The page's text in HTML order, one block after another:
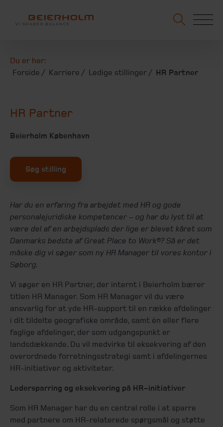
Du er her:
Forside
Karriere Ledige stillinger HR Partner
HR Partner
Beierholm København
Søg stilling
Har du en erfaring fra arbejdet med HR og gode
personalejuridiske kompetencer – og har du lyst til at
være del af en arbejdsplads der lige er blevet kåret som
Danmarks bedste af Great Place to Work®? Så er det
måske dig vi søger som ny HR Manager til vores kontor i
Søborg.
Vi søger en HR Partner, der internt i Beierholm bærer
titlen HR Manager. Som HR Manager vil du være
ansvarlig for at yde HR-support til en række afdelinger
i dit tildelte geografiske område, samt én eller flere
faglige afdelinger, der som udgangspunkt er
landsdækkende. Du vil medvirke til eksekvering af den
overordnede forretningsstrategi samt i afdelingernes
HR-initiativer og aktiviteter.
Ledersparring og eksekvering på HR-initiativer
Som HR Manager har du en central rolle i at sparre
med partnere om HR-relaterede spørgsmål og støtte